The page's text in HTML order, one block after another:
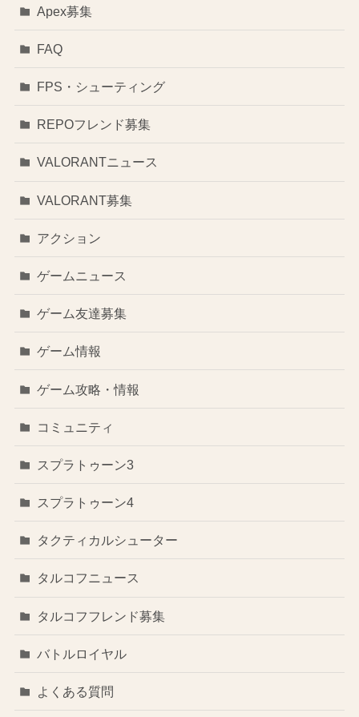
Apex募集
FAQ
FPS・シューティング
REPOフレンド募集
VALORANTニュース
VALORANT募集
アクション
ゲームニュース
ゲーム友達募集
ゲーム情報
ゲーム攻略・情報
コミュニティ
スプラトゥーン3
スプラトゥーン4
タクティカルシューター
タルコフニュース
タルコフフレンド募集
バトルロイヤル
よくある質問